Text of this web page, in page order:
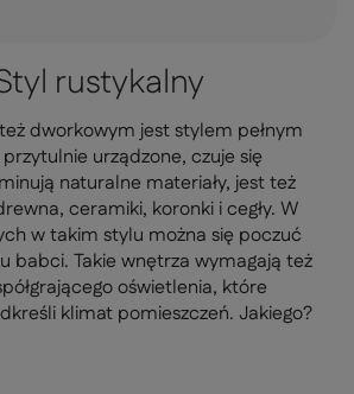
rustykalny
dworkowym jest stylem pełnym
urządzone, czuje się
naturalne materiały, jest też
ceramiki, koronki i cegły. W
w takim stylu można się poczuć
babci. Takie wnętrza wymagają też
oświetlenia, które
klimat pomieszczeń. Jakiego?